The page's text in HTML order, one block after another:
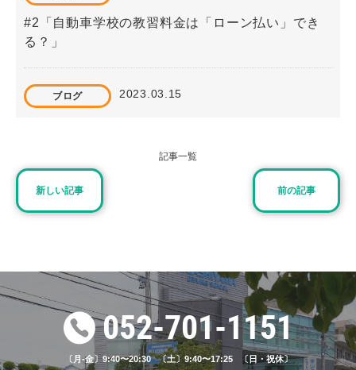
#2「自動車学校の教習料金は「ローン払い」でき
る？」
ブログ 2023.03.15
重要なお知らせ
ブログ 2024.03.15
#34 「東山自動車学校の料金相場は？プランや費用
を徹底解説」
新しい記事
記事一覧
前の記事
052-701-1151
〔月-金〕9:40〜20:30 〔土〕9:40〜17:25 〔日・祝休〕